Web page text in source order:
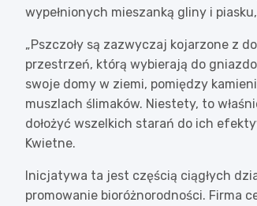
wypełnionych mieszanką gliny i
„Pszczoły są zazwyczaj kojarzone z
przestrzeń, którą wybierają do
swoje domy w ziemi, pomiędzy
muszlach ślimaków. Niestety, to
dołożyć wszelkich starań do ich
Kwietne.
Inicjatywa ta jest częścią ciągłych
promowanie bioróżnorodności. Firma